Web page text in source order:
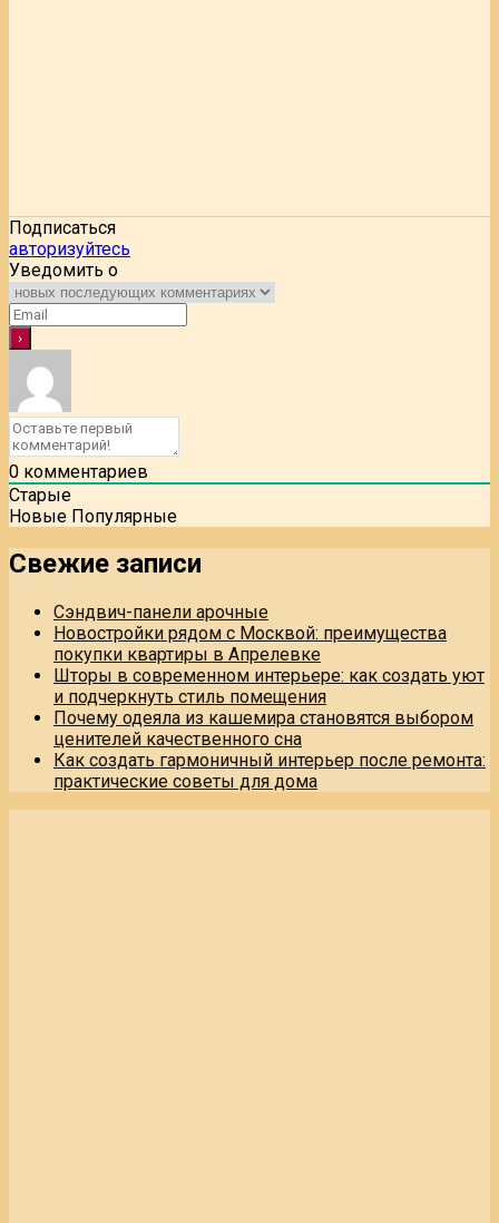
Подписаться
авторизуйтесь
Уведомить о
0 комментариев
Старые
Новые Популярные
Свежие записи
Сэндвич-панели арочные
Новостройки рядом с Москвой: преимущества
покупки квартиры в Апрелевке
Шторы в современном интерьере: как создать уют
и подчеркнуть стиль помещения
Почему одеяла из кашемира становятся выбором
ценителей качественного сна
Как создать гармоничный интерьер после ремонта:
практические советы для дома